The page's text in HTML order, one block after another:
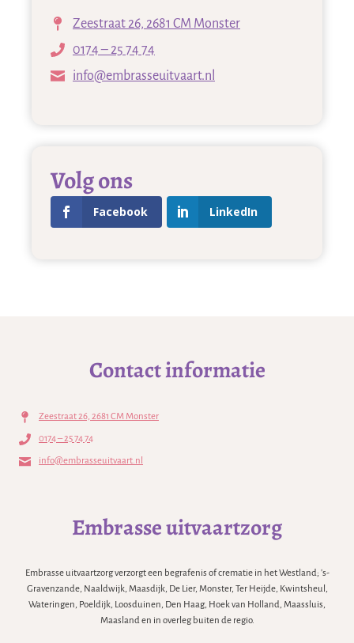
Zeestraat 26, 2681 CM Monster
0174 – 25 74 74
info@embrasseuitvaart.nl
Volg ons
Facebook LinkedIn
Contact informatie
Zeestraat 26, 2681 CM Monster
0174 – 25 74 74
info@embrasseuitvaart.nl
Embrasse uitvaartzorg
Embrasse uitvaartzorg verzorgt een begrafenis of crematie in het Westland; 's-
Gravenzande, Naaldwijk, Maasdijk, De Lier, Monster, Ter Heijde, Kwintsheul,
Wateringen, Poeldijk, Loosduinen, Den Haag, Hoek van Holland, Maassluis,
Maasland en in overleg buiten de regio.